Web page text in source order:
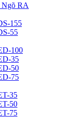
RA
155
55
100
35
50
75
35
50
75